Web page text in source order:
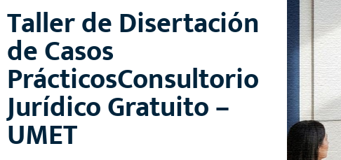
Taller de Disertación
de Casos
PrácticosConsultorio
Jurídico Gratuito –
UMET